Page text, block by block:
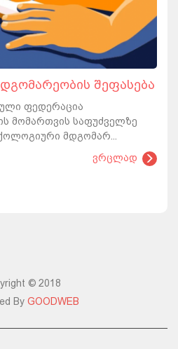
შეფასება
ფედერაცია
მომართვის საფუძველზე
მდგომარ...
ვრცლად
© 2018
By GOODWEB